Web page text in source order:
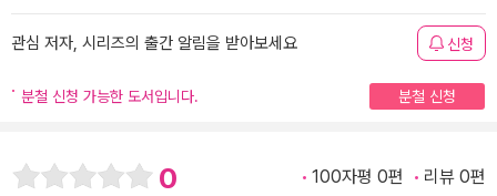
관심 저자, 시리즈의 출간 알림을 받아보세요 신청
분철 신청 가능한 도서입니다. 분철 신청
0 100자평 0편 리뷰 0편